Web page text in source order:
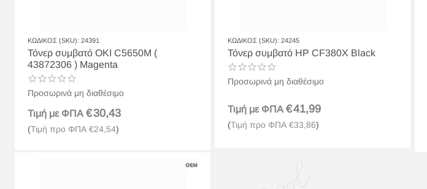
ΚΩΔΙΚΟΣ (SKU): 24391
Τόνερ συμβατό OKI C5650M (
43872306 ) Magenta
Προσωρινά μη διαθέσιμο
Τιμή με ΦΠΑ €30,43
(Τιμή προ ΦΠΑ €24,54)
ΚΩΔΙΚΟΣ (SKU): 24245
Τόνερ συμβατό HP CF380X Black
Προσωρινά μη διαθέσιμο
Τιμή με ΦΠΑ €41,99
(Τιμή προ ΦΠΑ €33,86)